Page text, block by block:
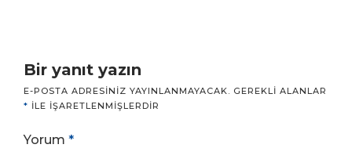
Bir yanıt yazın
E-POSTA ADRESINIZ YAYINLANMAYACAK.
GEREKLI ALANLAR
* ILE IŞARETLENMIŞLERDIR
Yorum *